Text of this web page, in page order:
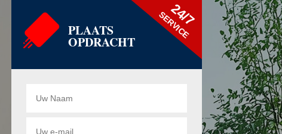
PLAATS
OPDRACHT
24/7
SERVICE